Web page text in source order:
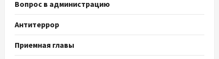
Вопрос в администрацию
Антитеррор
Приемная главы